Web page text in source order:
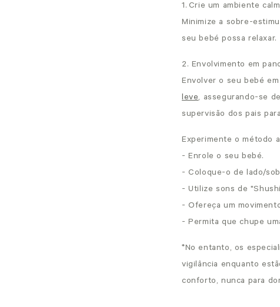
1. Crie um ambiente
Minimize a sobre-
seu bebé possa relaxar.
2. Envolvimento em
Envolver o seu bebé
leve, assegurando-se
supervisão dos pais
Experimente o método
- Enrole o seu bebé.
- Coloque-o de lado/
- Utilize sons de
- Ofereça um
- Permita que chupe
*No entanto, os
vigilância enquanto
conforto, nunca para